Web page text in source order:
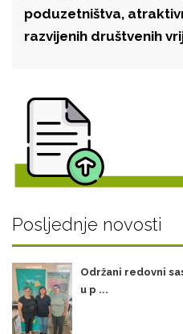
poduzetništva,
razvijenih društvenih
Posljednje novosti
Održani redovni
u p ...